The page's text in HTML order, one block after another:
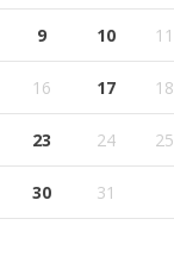
9 10 11
16 17 18
23 24 25
30
31